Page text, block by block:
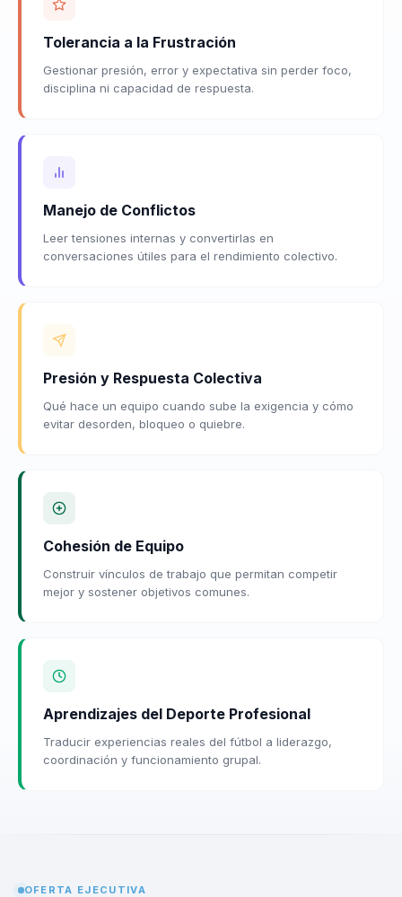
Tolerancia a la Frustración
Gestionar presión, error y expectativa sin perder foco,
disciplina ni capacidad de respuesta.
Manejo de Conflictos
Leer tensiones internas y convertirlas en
conversaciones útiles para el rendimiento colectivo.
Presión y Respuesta Colectiva
Qué hace un equipo cuando sube la exigencia y cómo
evitar desorden, bloqueo o quiebre.
Cohesión de Equipo
Construir vínculos de trabajo que permitan competir
mejor y sostener objetivos comunes.
Aprendizajes del Deporte Profesional
Traducir experiencias reales del fútbol a liderazgo,
coordinación y funcionamiento grupal.
OFERTA EJECUTIVA